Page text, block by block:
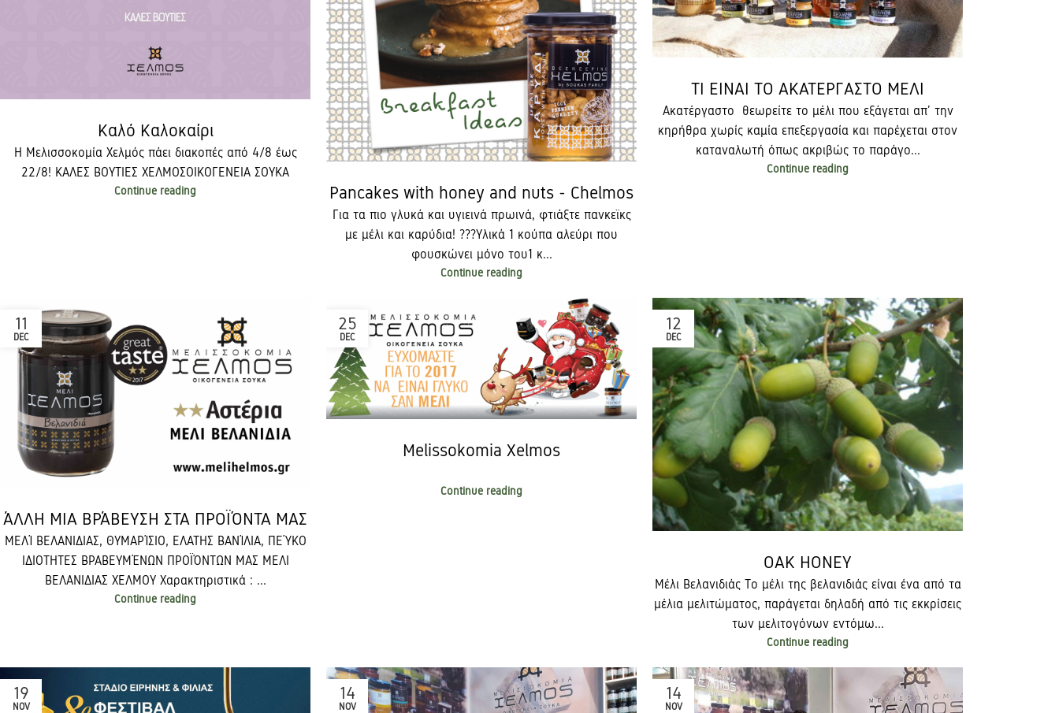
Καλό Καλοκαίρι
Η Μελισσοκομία Χελμός πάει διακοπές από 4/8 έως
22/8! ΚΑΛΕΣ ΒΟΥΤΙΕΣ ΧΕΛΜΟΣΟΙΚΟΓΕΝΕΙΑ ΣΟΥΚΑ
Continue reading Pancakes with honey and nuts - Chelmos
Για τα πιο γλυκά και υγιεινά πρωινά, φτιάξτε πανκεϊκς
με μέλι και καρύδια! ??​ ?Υλικά ​ 1 κούπα αλεύρι που
φουσκώνει μόνο του​ 1 κ...
Continue reading
ΤΙ ΕΙΝΑΙ ΤΟ ΑΚΑΤΕΡΓΑΣΤΟ ΜΕΛΙ
Ακατέργαστο θεωρείτε το μέλι που εξάγεται απ’ την
κηρήθρα χωρίς καμία επεξεργασία και παρέχεται στον
καταναλωτή όπως ακριβώς το παράγο...
Continue reading
11
DEC
ΆΛΛΗ ΜΙΑ ΒΡΆΒΕΥΣΗ ΣΤΑ ΠΡΟΪΌΝΤΑ ΜΑΣ
ΜΕΛΊ ΒΕΛΑΝΙΔΙΑΣ, ΘΥΜΑΡΊΣΙΟ, ΕΛΑΤΗΣ ΒΑΝΊΛΙΑ, ΠΕΎΚΟ
ΙΔΙΟΤΗΤΕΣ ΒΡΑΒΕΥΜΈΝΩΝ ΠΡΟΪΌΝΤΩΝ ΜΑΣ ΜΕΛΙ
ΒΕΛΑΝΙΔΙΑΣ ΧΕΛΜΟΥ Χαρακτηριστικά : ...
Continue reading
25
DEC
Melissokomia Xelmos
Continue reading
12
DEC
OAK HONEY
Μέλι Βελανιδιάς Το μέλι της βελανιδιάς είναι ένα από τα
μέλια μελιτώματος, παράγεται δηλαδή από τις εκκρίσεις
των μελιτογόνων εντόμω...
Continue reading
19
NOV
14
NOV
14
NOV